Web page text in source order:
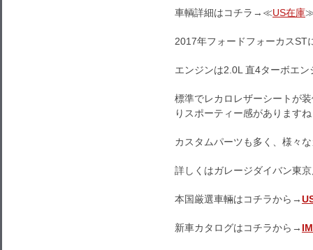
車輌詳細はコチラ→≪US在庫
2017年フォードフォーカスST
エンジンは2.0L 直4ターボエ
標準でレカロレザーシートが
りスポーティー感がありますね
カスタムパーツも多く、様々
詳しくはガレージダイバン東
本国厳選車輛はコチラから→
新車カタログはコチラから→